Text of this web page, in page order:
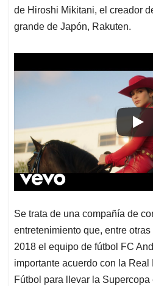
de Hiroshi Mikitani, el creador
grande de Japón, Rakuten.
Se trata de una compañía de
entretenimiento que, entre
2018 el equipo de fútbol FC
importante acuerdo con la
Fútbol para llevar la